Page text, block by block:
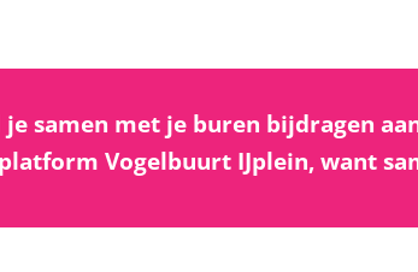
samen met je buren bijdragen
Vogelbuurt IJplein, want